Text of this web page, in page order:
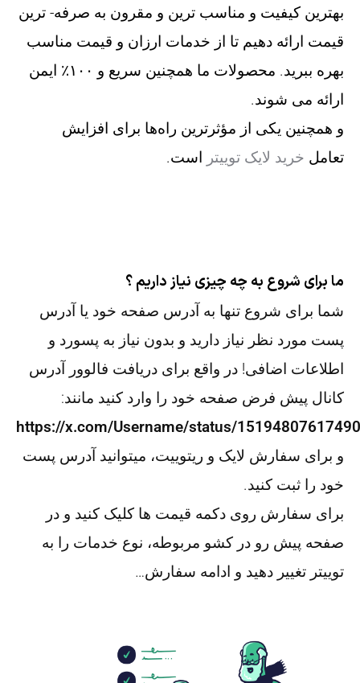
بهترین کیفیت و مناسب ترین و مقرون به صرفه- ترین
قیمت ارائه دهیم تا از خدمات ارزان و قیمت مناسب
بهره ببرید. محصولات ما همچنین سریع و ۱۰۰٪ ایمن
ارائه می شوند.
و همچنین یکی از مؤثرترین راه‌ها برای افزایش
تعامل خرید لایک توییتر است.
ما برای شروع به چه چیزی نیاز داریم ؟
شما برای شروع تنها به آدرس صفحه خود یا آدرس
پست مورد نظر نیاز دارید و بدون نیاز به پسورد و
اطلاعات اضافی! در واقع برای دریافت فالوور آدرس
کانال پیش فرض صفحه خود را وارد کنید مانند:
https://x.com/Username/status/
و برای سفارش لایک و ریتوییت، میتوانید آدرس پست
خود را ثبت کنید.
برای سفارش روی دکمه قیمت ها کلیک کنید و در
صفحه پیش رو در کشو مربوطه، نوع خدمات را به
توییتر تغییر دهید و ادامه سفارش…